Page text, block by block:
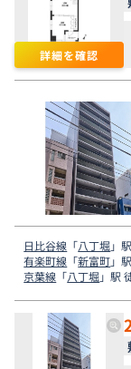
詳細を確認
日比谷線 「八丁堀」
有楽町線 「新富町」
京葉線 「八丁堀」駅